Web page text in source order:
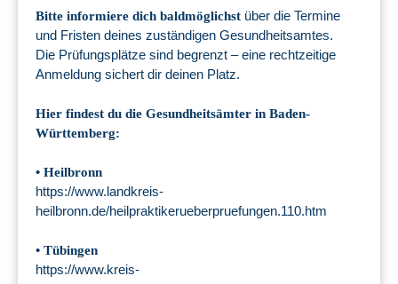
Bitte informiere dich baldmöglichst über die Termine
und Fristen deines zuständigen Gesundheitsamtes.
Die Prüfungsplätze sind begrenzt – eine rechtzeitige
Anmeldung sichert dir deinen Platz.
Hier findest du die Gesundheitsämter in Baden-
Württemberg:
• Heilbronn
https://www.landkreis-
heilbronn.de/heilpraktikerueberpruefungen.110.htm
• Tübingen
https://www.kreis-